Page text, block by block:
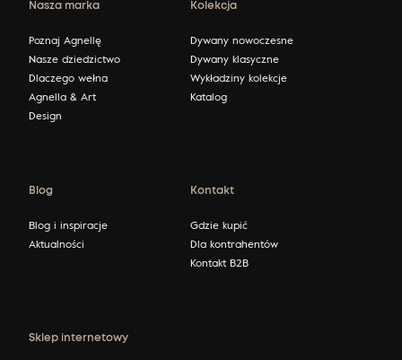
Nasza marka
Poznaj Agnellę
Nasze dziedzictwo
Dlaczego wełna
Agnella & Art
Design
Kolekcja
Dywany nowoczesne
Dywany klasyczne
Wykładziny kolekcje
Katalog
Blog
Blog i inspiracje
Aktualności
Kontakt
Gdzie kupić
Dla kontrahentów
Kontakt B2B
Sklep internetowy